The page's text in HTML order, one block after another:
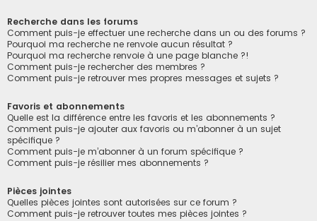
Recherche dans les forums
Comment puis-je effectuer une recherche dans un ou des forums ?
Pourquoi ma recherche ne renvoie aucun résultat ?
Pourquoi ma recherche renvoie à une page blanche ?!
Comment puis-je rechercher des membres ?
Comment puis-je retrouver mes propres messages et sujets ?
Favoris et abonnements
Quelle est la différence entre les favoris et les abonnements ?
Comment puis-je ajouter aux favoris ou m’abonner à un sujet
spécifique ?
Comment puis-je m’abonner à un forum spécifique ?
Comment puis-je résilier mes abonnements ?
Pièces jointes
Quelles pièces jointes sont autorisées sur ce forum ?
Comment puis-je retrouver toutes mes pièces jointes ?